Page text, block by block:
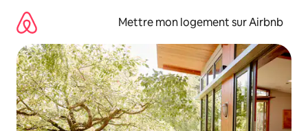
directement
contenu
Mettre mon logement sur Airbnb